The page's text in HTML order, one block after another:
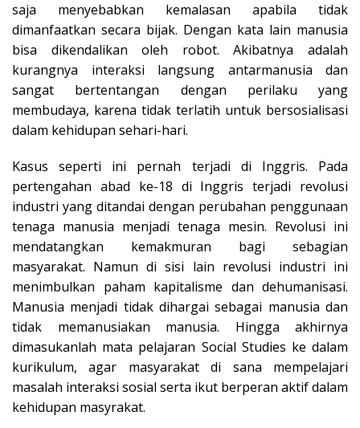
saja menyebabkan kemalasan apabila tidak
dimanfaatkan secara bijak. Dengan kata lain manusia
bisa dikendalikan oleh robot. Akibatnya adalah
kurangnya interaksi langsung antarmanusia dan
sangat bertentangan dengan perilaku yang
membudaya, karena tidak terlatih untuk bersosialisasi
dalam kehidupan sehari-hari.
Kasus seperti ini pernah terjadi di Inggris. Pada
pertengahan abad ke-18 di Inggris terjadi revolusi
industri yang ditandai dengan perubahan penggunaan
tenaga manusia menjadi tenaga mesin. Revolusi ini
mendatangkan kemakmuran bagi sebagian
masyarakat. Namun di sisi lain revolusi industri ini
menimbulkan paham kapitalisme dan dehumanisasi.
Manusia menjadi tidak dihargai sebagai manusia dan
tidak memanusiakan manusia. Hingga akhirnya
dimasukanlah mata pelajaran Social Studies ke dalam
kurikulum, agar masyarakat di sana mempelajari
masalah interaksi sosial serta ikut berperan aktif dalam
kehidupan masyrakat.